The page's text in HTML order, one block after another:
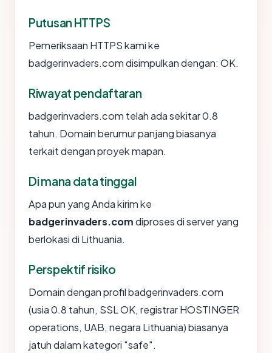
Putusan HTTPS
Pemeriksaan HTTPS kami ke
badgerinvaders.com disimpulkan dengan: OK.
Riwayat pendaftaran
badgerinvaders.com telah ada sekitar 0.8
tahun. Domain berumur panjang biasanya
terkait dengan proyek mapan.
Di mana data tinggal
Apa pun yang Anda kirim ke
badgerinvaders.comdiproses di server yang
berlokasi di Lithuania.
Perspektif risiko
Domain dengan profil badgerinvaders.com
(usia 0.8 tahun, SSL OK, registrar HOSTINGER
operations, UAB, negara Lithuania) biasanya
jatuh dalam kategori "safe".